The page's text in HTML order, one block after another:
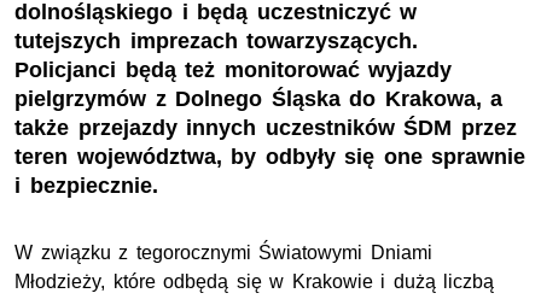
dolnośląskiego i będą uczestniczyć w
tutejszych imprezach towarzyszących.
Policjanci będą też monitorować wyjazdy
pielgrzymów z Dolnego Śląska do Krakowa, a
także przejazdy innych uczestników ŚDM przez
teren województwa, by odbyły się one sprawnie
i bezpiecznie.
W związku z tegorocznymi Światowymi Dniami
Młodzieży, które odbędą się w Krakowie i dużą liczbą